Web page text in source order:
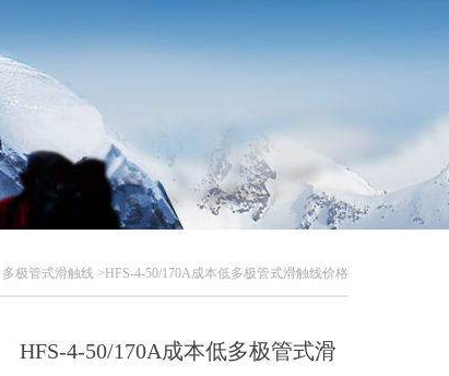
多极管式滑触线 >HFS-4-50/170A成本低多极管式滑触线价格
HFS-4-50/170A成本低多极管式滑